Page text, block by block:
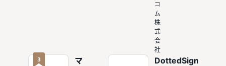
コ
ム
株
式
会
社
3
マ
DottedSign